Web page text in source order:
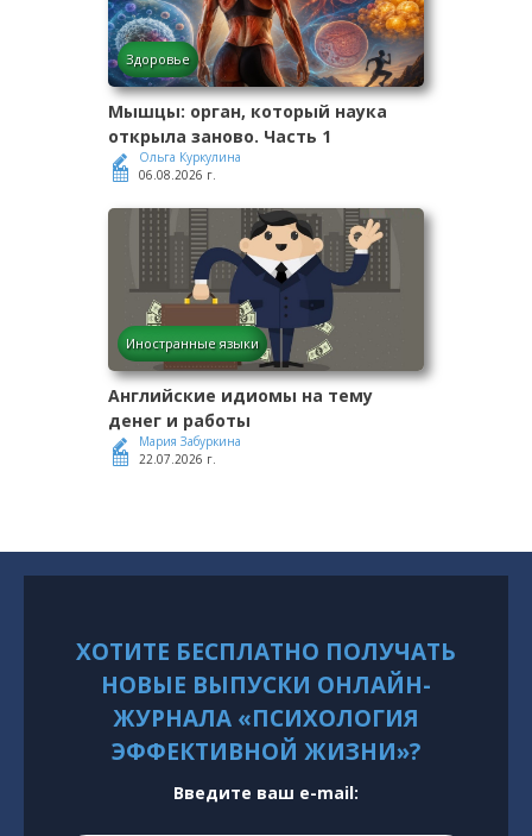
Здоровье
Мышцы: орган, который наука
открыла заново. Часть 1
Ольга Куркулина
06.08.2026 г.
Иностранные языки
Английские идиомы на тему
денег и работы
Мария Забуркина
22.07.2026 г.
ХОТИТЕ БЕСПЛАТНО ПОЛУЧАТЬ
НОВЫЕ ВЫПУСКИ ОНЛАЙН-
ЖУРНАЛА «ПСИХОЛОГИЯ
ЭФФЕКТИВНОЙ ЖИЗНИ»?
Введите ваш e-mail: